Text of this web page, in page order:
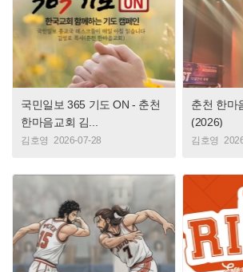
국민일보 365 기도 ON - 춘천
한마음교회 김...
김호영 2026-07-28
춘천 한마
(2026)
김호영